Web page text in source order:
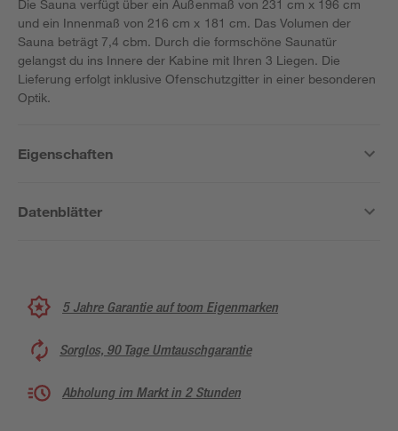
Die Sauna verfügt über ein Außenmaß von 231 cm x 196 cm
und ein Innenmaß von 216 cm x 181 cm. Das Volumen der
Sauna beträgt 7,4 cbm. Durch die formschöne Saunatür
gelangst du ins Innere der Kabine mit Ihren 3 Liegen. Die
Lieferung erfolgt inklusive Ofenschutzgitter in einer besonderen
Optik.
Eigenschaften
Datenblätter
5 Jahre Garantie auf toom Eigenmarken
Sorglos, 90 Tage Umtauschgarantie
Abholung im Markt in 2 Stunden